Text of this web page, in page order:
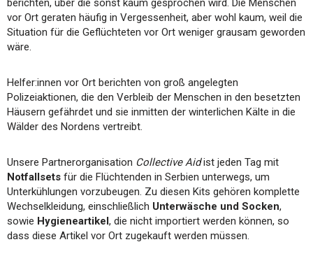
berichten, über die sonst kaum gesprochen wird. Die Menschen
vor Ort geraten häufig in Vergessenheit, aber wohl kaum, weil die
Situation für die Geflüchteten vor Ort weniger grausam geworden
wäre.
Helfer:innen vor Ort berichten von groß angelegten
Polizeiaktionen, die den Verbleib der Menschen in den besetzten
Häusern gefährdet und sie inmitten der winterlichen Kälte in die
Wälder des Nordens vertreibt.
Unsere Partnerorganisation Collective Aidist jeden Tag mit
Notfallsets für die Flüchtenden in Serbien unterwegs, um
Unterkühlungen vorzubeugen. Zu diesen Kits gehören komplette
Wechselkleidung, einschließlich Unterwäsche und Socken,
sowie Hygieneartikel, die nicht importiert werden können, so
dass diese Artikel vor Ort zugekauft werden müssen.